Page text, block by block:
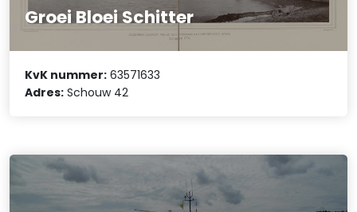
Groei Bloei Schitter
KvK nummer: 63571633
Adres: Schouw 42